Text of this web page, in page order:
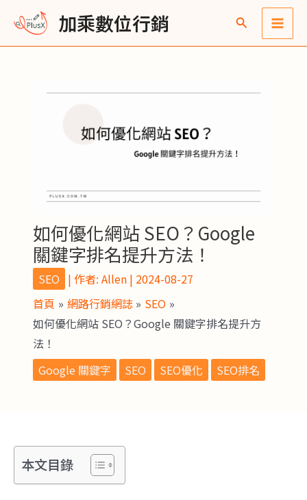
主
加乘數位行銷
Main
如何優化網站 SEO？Google
關鍵字排名提升方法！
SEO | 作者: Allen | 2024-08-27
首頁
網路行銷網誌
SEO
如何優化網站 SEO？Google 關鍵字排名提升方
法！
Google 關鍵字
SEO SEO優化 SEO排名
本文目錄
navigation
彙